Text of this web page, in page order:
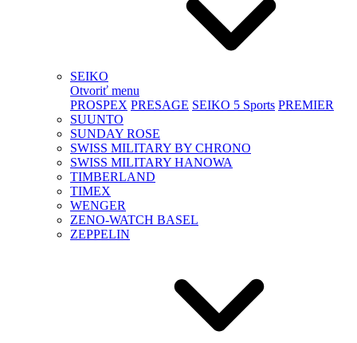
SEIKO
Otvoriť menu
PROSPEX PRESAGE SEIKO 5 Sports PREMIER
SUUNTO
SUNDAY ROSE
SWISS MILITARY BY CHRONO
SWISS MILITARY HANOWA
TIMBERLAND
TIMEX
WENGER
ZENO-WATCH BASEL
ZEPPELIN